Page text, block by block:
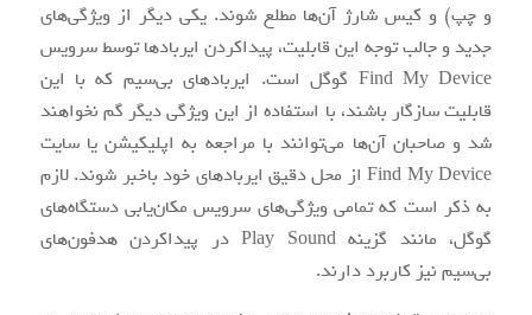
و چپ) و کیس شارژ‌ آن‌ها مطلع شوند. یکی دیگر از ویژگی‌های
جدید و جالب ‌توجه این قابلیت، پیدا‌کردن ایرباد‌ها توسط سرویس
Find My Device گوگل است. ایرباد‌های بی‌سیم که با این
قابلیت سازگار باشند، با استفاده از این ویژگی دیگر گم نخواهند
شد و صاحبان آن‌ها می‌توانند با مراجعه به اپلیکیشن یا سایت
Find My Device از محل دقیق ایرباد‌های خود باخبر شوند. لازم
به‌ ذکر است که تمامی ویژگی‌های سرویس مکان‌یابی دستگاه‌های
گوگل، مانند گزینه Play Sound در پیداکردن هدفون‌های
بی‌سیم نیز کاربرد دارند.